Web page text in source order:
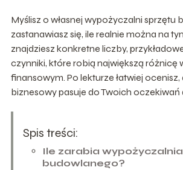
Myślisz o własnej wypożyczalni sprzętu
zastanawiasz się, ile realnie można na
znajdziesz konkretne liczby,
czynniki, które robią największą różnicę
finansowym. Po lekturze łatwiej
biznesowy pasuje do Twoich
Spis treści:
Ile zarabia
budowlanego?